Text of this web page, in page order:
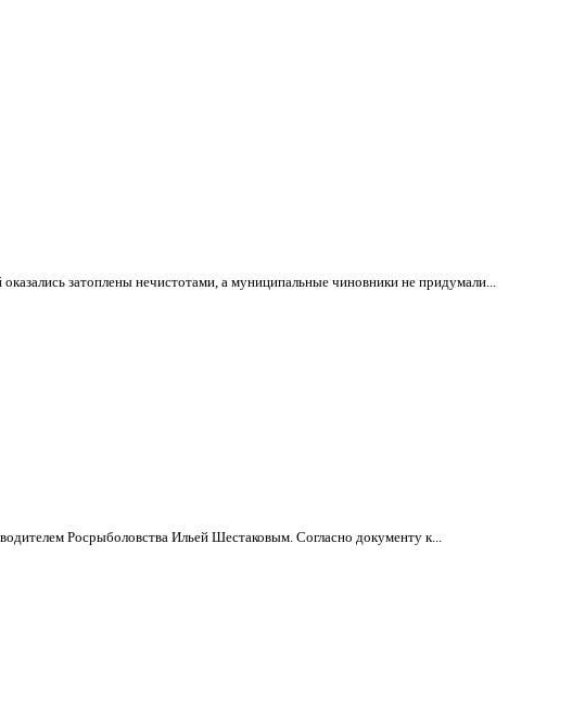
затоплены нечистотами, а муниципальные чиновники не придумали...
Росрыболовства Ильей Шестаковым. Согласно документу к...